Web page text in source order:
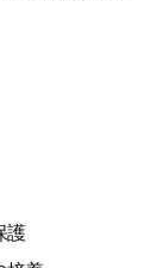
護